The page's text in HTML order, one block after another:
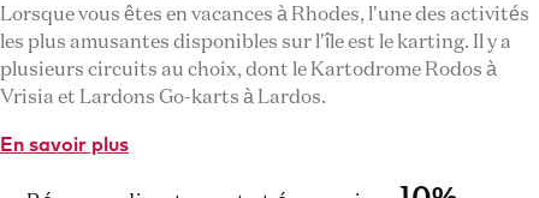
Lorsque vous êtes en vacances à Rhodes, l’une des activités
les plus amusantes disponibles sur l’île est le karting. Il y a
plusieurs circuits au choix, dont le Kartodrome Rodos à
Vrisia et Lardons Go-karts à Lardos.
En savoir plus